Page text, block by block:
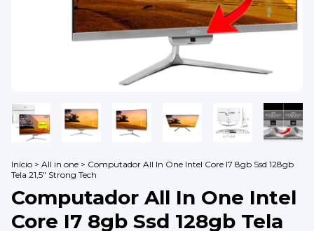
Início > All in one > Computador All In One Intel Core I7 8gb Ssd 128gb
Tela 21,5" Strong Tech
Computador All In One Intel
Core I7 8gb Ssd 128gb Tela